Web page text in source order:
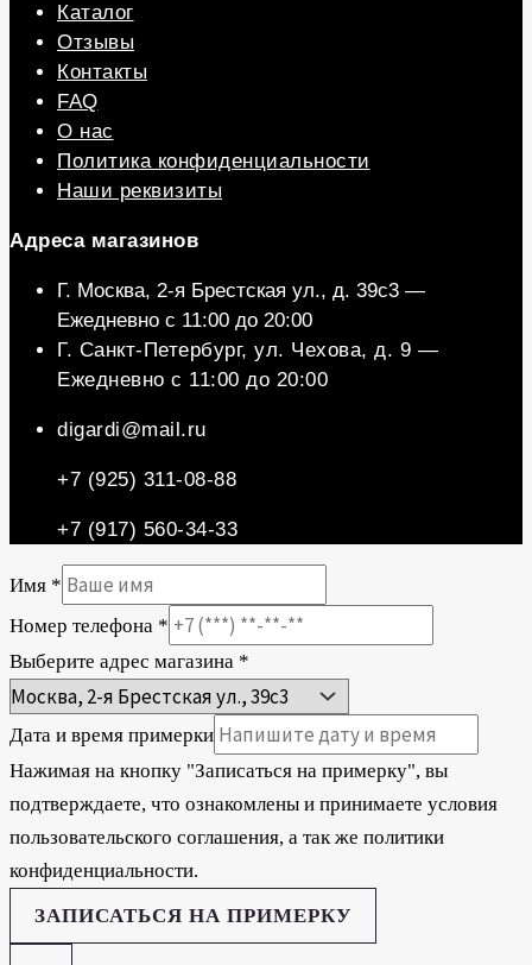
Каталог
Отзывы
Контакты
FAQ
О нас
Политика конфиденциальности
Наши реквизиты
Aдреса магазинов
Г. Москва, 2-я Брестская ул., д. 39c3 —
Ежедневно с 11:00 до 20:00
Г. Санкт-Петербург, ул. Чехова, д. 9 —
Ежедневно с 11:00 до 20:00
digardi@mail.ru
+7 (925) 311-08-88
+7 (917) 560-34-33
Имя *
Номер телефона *
Выберите адрес магазина *
Дата и время примерки
Нажимая на кнопку "Записаться на примерку", вы
подтверждаете, что ознакомлены и принимаете условия
пользовательского соглашения, а так же политики
конфиденциальности.
ЗАПИСАТЬСЯ НА ПРИМЕРКУ